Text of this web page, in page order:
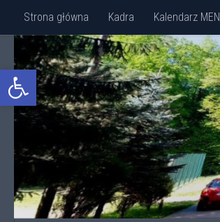
Otwórz pasek narzędzi
Przejdź do treści
Strona główna Kadra Kalendarz MEN